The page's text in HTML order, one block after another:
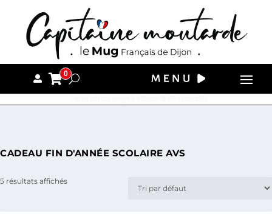
0
CADEAU FIN D'ANNÉE SCOLAIRE AVS
5 résultats affichés